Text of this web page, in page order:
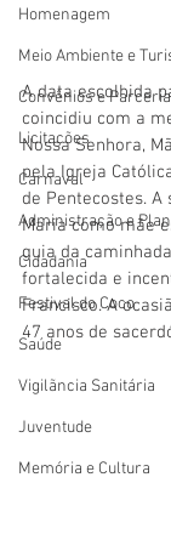
Homenagem
Meio Ambiente e
Convênios e
Licitações
Carnaval
Administração e
Cidadania
Festival do Coco
Saúde
Vigilãncia Sanitária
Juventude
Memória e Cultura
A data escolhida
coincidiu com a
Nossa Senhora,
pela Igreja
de Pentecostes.
Maria como mãe
guia da
fortalecida e
Francisco. A
47 anos de